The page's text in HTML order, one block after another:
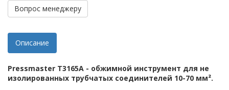
Вопрос менеджеру
Описание
Pressmaster T3165A - обжимной инструмент для не
изолированных трубчатых соединителей 10-70 мм².